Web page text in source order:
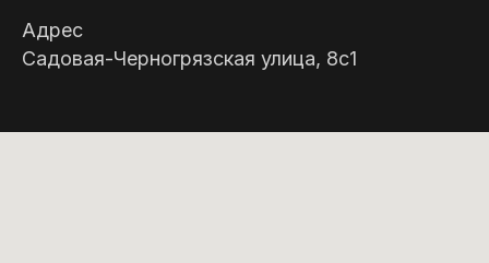
Адрес
Садовая-Черногрязская улица, 8с1